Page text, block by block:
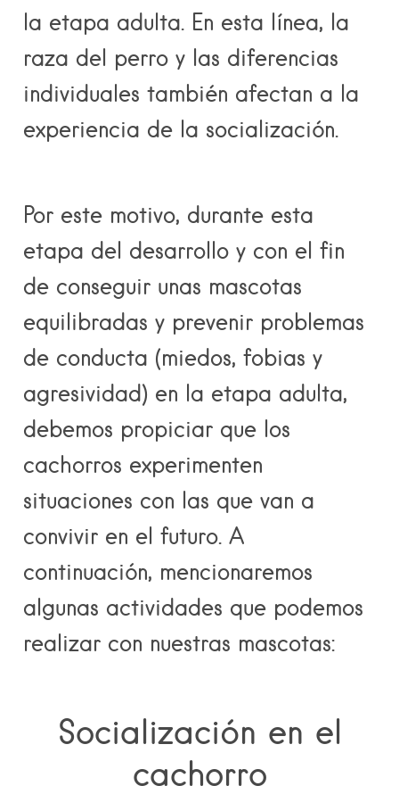
la etapa adulta. En esta línea, la
raza del perro y las diferencias
individuales también afectan a la
experiencia de la socialización.
Por este motivo, durante esta
etapa del desarrollo y con el fin
de conseguir unas mascotas
equilibradas y prevenir problemas
de conducta (miedos, fobias y
agresividad) en la etapa adulta,
debemos propiciar que los
cachorros experimenten
situaciones con las que van a
convivir en el futuro. A
continuación, mencionaremos
algunas actividades que podemos
realizar con nuestras mascotas:
Socialización en el
cachorro